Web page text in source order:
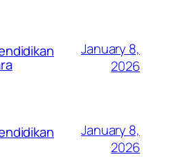
January 8,
2026
January 8,
2026